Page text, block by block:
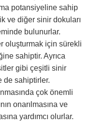
potansiyeline sahip
ve diğer sinir dokuları
bulunurlar.
oluşturmak için sürekli
sahiptir. Ayrıca
gibi çeşitli sinir
de sahiptirler.
çok önemli
onarılmasına ve
yardımcı olurlar.